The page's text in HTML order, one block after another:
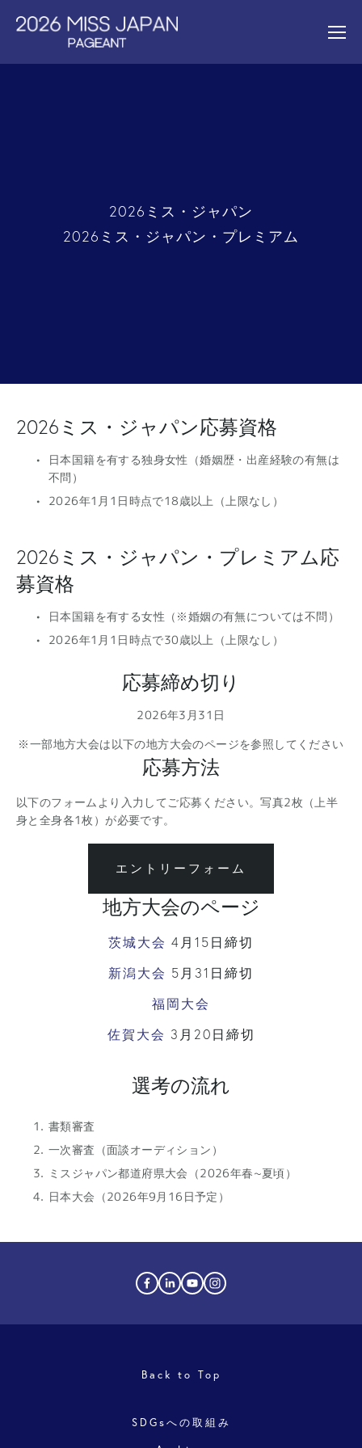
2026ミス・ジャパン
2026ミス・ジャパン・プレミアム
2026ミス・ジャパン応募資格
日本国籍を有する独身女性（婚姻歴・出産経験の有無は
不問）
2026年1月1日時点で18歳以上（上限なし）
2026ミス・ジャパン・プレミアム応
募資格
日本国籍を有する女性（※婚姻の有無については不問）
2026年1月1日時点で30歳以上（上限なし）
応募締め切り
2026年3月31日
※一部地方大会は以下の地方大会のページを参照してください
応募方法
以下のフォームより入力してご応募ください。写真2枚（上半
身と全身各1枚）が必要です。
エントリーフォーム
地方大会のページ
茨城大会 4月15日締切
新潟大会 5月31日締切
福岡大会
佐賀大会 3月20日締切
選考の流れ
書類審査
一次審査（面談オーディション）
ミスジャパン都道府県大会（2026年春~夏頃）
日本大会（2026年9月16日予定）
Back to Top
SDGsへの取組み